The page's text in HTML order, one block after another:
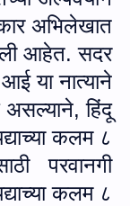
अभिलेखात
आहेत. सदर
आई या नात्‍याने
असल्याने,हिंदू
कलम ८
परवानगी
कलम ८